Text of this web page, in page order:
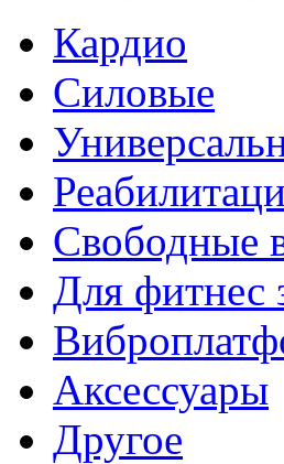
Кардио
Силовые
Свободные
Для фитнес
Аксессуары
Другое